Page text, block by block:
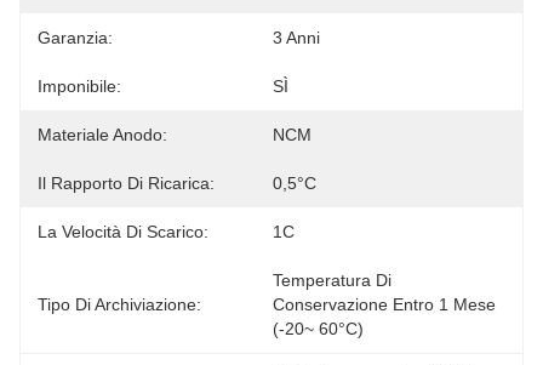
Garanzia: 3 Anni
Imponibile: SÌ
Materiale Anodo: NCM
Il Rapporto Di Ricarica: 0,5°C
La Velocità Di Scarico: 1C
Tipo Di Archiviazione:
Temperatura Di
Conservazione Entro 1 Mese
(-20~ 60°C)